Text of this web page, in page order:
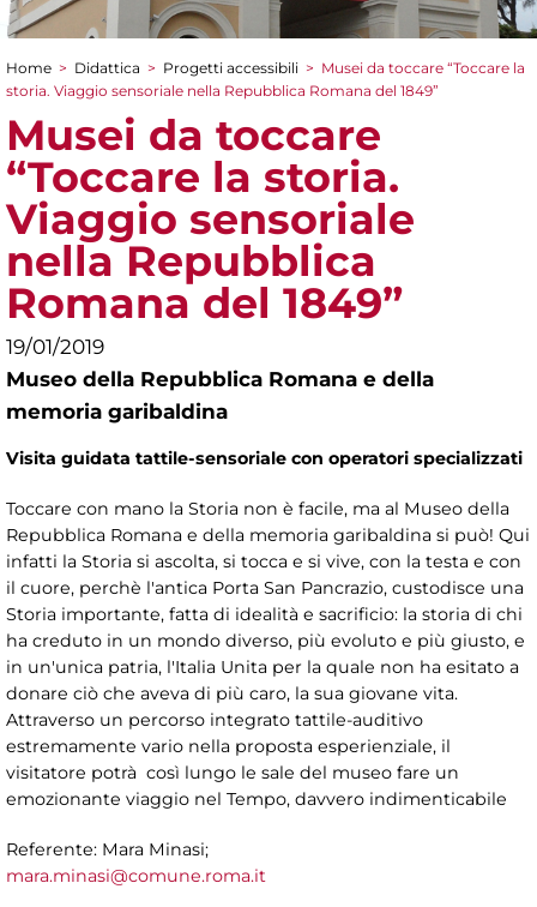
Tu sei qui
Home > Didattica > Progetti accessibili > Musei da toccare “Toccare la
storia. Viaggio sensoriale nella Repubblica Romana del 1849”
Musei da toccare
“Toccare la storia.
Viaggio sensoriale
nella Repubblica
Romana del 1849”
19/01/2019
Museo della Repubblica Romana e della
memoria garibaldina
Visita guidata tattile-sensoriale con operatori specializzati
Toccare con mano la Storia non è facile, ma al Museo della
Repubblica Romana e della memoria garibaldina si può! Qui
infatti la Storia si ascolta, si tocca e si vive, con la testa e con
il cuore, perchè l'antica Porta San Pancrazio, custodisce una
Storia importante, fatta di idealità e sacrificio: la storia di chi
ha creduto in un mondo diverso, più evoluto e più giusto, e
in un'unica patria, l'Italia Unita per la quale non ha esitato a
donare ciò che aveva di più caro, la sua giovane vita.
Attraverso un percorso integrato tattile-auditivo
estremamente vario nella proposta esperienziale, il
visitatore potrà così lungo le sale del museo fare un
emozionante viaggio nel Tempo, davvero indimenticabile
Referente: Mara Minasi;
mara.minasi@comune.roma.it